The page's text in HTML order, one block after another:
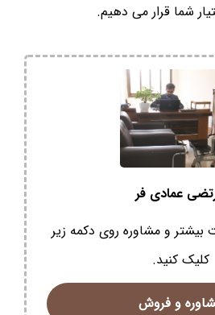
شما قرار می دهیم.
عمادی فر
بیشتر و مشاوره روی دکمه زیر
کلیک کنید.
و فروش